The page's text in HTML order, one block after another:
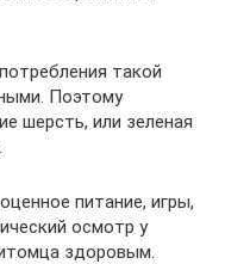
такой
Поэтому
шерсть, или зеленая
питание, игры,
осмотр у
здоровым.